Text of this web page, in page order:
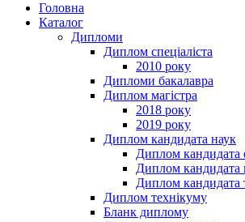
Головна
Каталог
Дипломи
Диплом спеціаліста
2010 року
Дипломи бакалавра
Диплом магістра
2018 року
2019 року
Диплом кандидата наук
Диплом кандидата
Диплом кандидата
Диплом кандидата
Диплом технікуму
Бланк диплому